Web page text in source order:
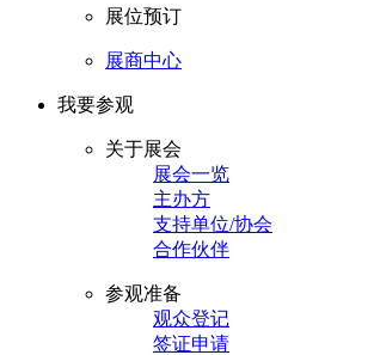
展位预订
展商中心
我要参观
关于展会
展会一览
主办方
支持单位/协会
合作伙伴
参观准备
观众登记
签证申请